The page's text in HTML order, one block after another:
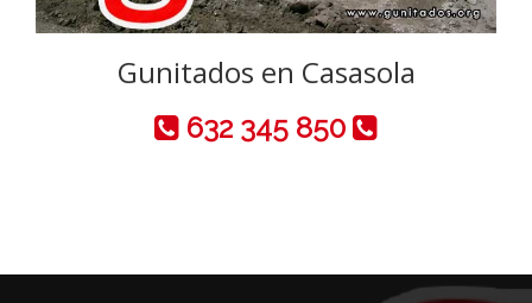
Gunitados en Casasola
632 345 850